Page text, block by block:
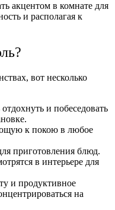
акцентом в комнате для
и располагая к
вот несколько
и побеседовать
к покою в любое
приготовления блюд.
в интерьере для
и продуктивное
на